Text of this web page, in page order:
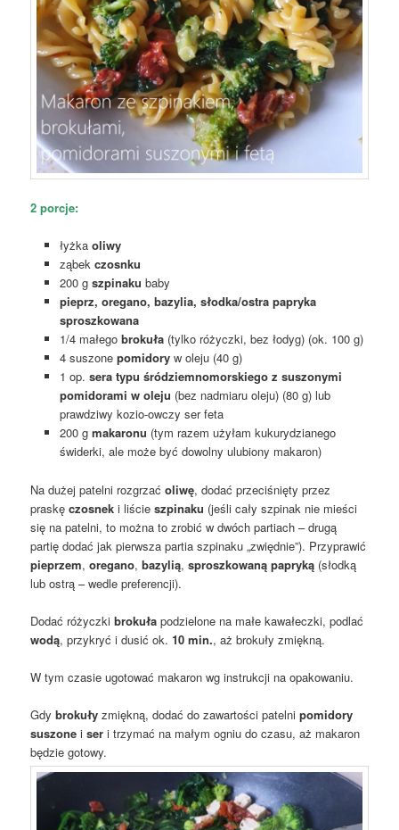
2 porcje:
łyżka oliwy
ząbek czosnku
200 gszpinaku baby
pieprz, oregano, bazylia, słodka/ostra papryka
sproszkowana
1/4 małego brokuła(tylko różyczki, bez łodyg) (ok. 100 g)
4 suszone pomidoryw oleju (40 g)
1 op. sera typu śródziemnomorskiego z suszonymi
pomidorami w oleju (bez nadmiaru oleju) (80 g) lub
prawdziwy kozio-owczy ser feta
200 g makaronu (tym razem użyłam kukurydzianego
świderki, ale może być dowolny ulubiony makaron)
Na dużej patelni rozgrzaćoliwę, dodać przeciśnięty przez
praskęczosnek i liścieszpinaku (jeśli cały szpinak nie mieści
się na patelni, to można to zrobić w dwóch partiach – drugą
partię dodać jak pierwsza partia szpinaku „zwiędnie”). Przyprawić
pieprzem, oregano, bazylią, sproszkowaną papryką (słodką
lub ostrą – wedle preferencji).
Dodać różyczkibrokuła podzielone na małe kawałeczki, podlać
wodą, przykryć i dusić ok.10 min., aż brokuły zmiękną.
W tym czasie ugotować makaron wg instrukcji na opakowaniu.
Gdybrokuły zmiękną, dodać do zawartości patelnipomidory
suszone iser i trzymać na małym ogniu do czasu, aż makaron
będzie gotowy.